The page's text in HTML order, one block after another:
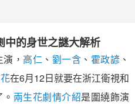
中的身世之謎大解析
， 高仁 、 劉一含 、 霍政諺 、
在6月12日就要在浙江衛視和
兩生花劇情介紹是圍繞飾演